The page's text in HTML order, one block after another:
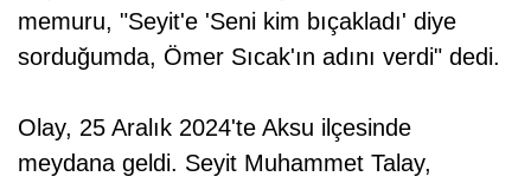
memuru, "Seyit'e 'Seni kim bıçakladı' diye
sorduğumda, Ömer Sıcak'ın adını verdi" dedi.
Olay, 25 Aralık 2024'te Aksu ilçesinde
meydana geldi. Seyit Muhammet Talay,